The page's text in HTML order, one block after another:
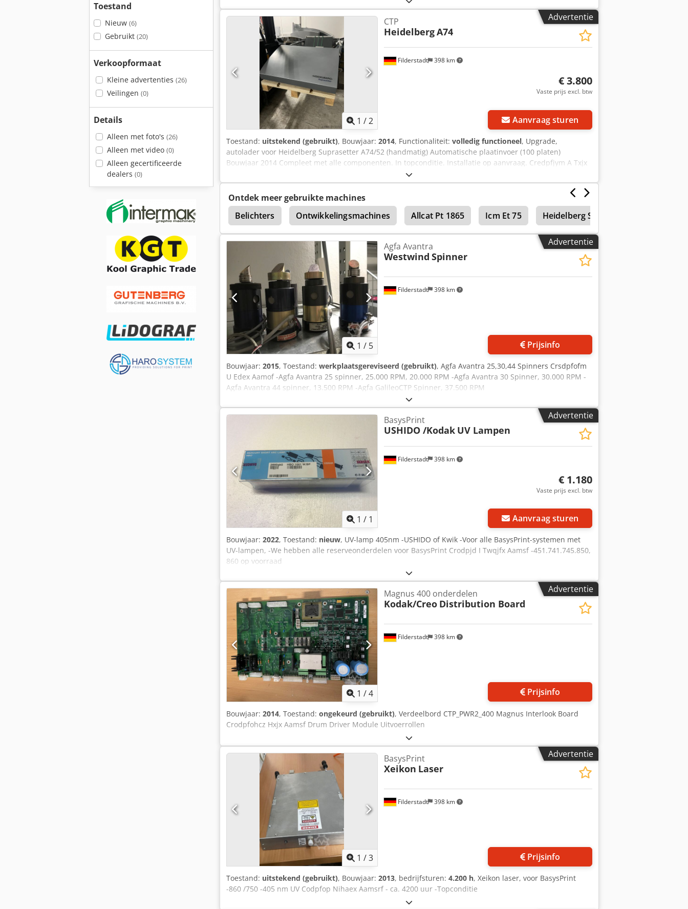
Toestand
Nieuw (6)
Gebruikt (20)
Verkoopformaat
Kleine advertenties (26)
Veilingen (0)
Details
Alleen met foto's (26)
Alleen met video (0)
Alleen gecertificeerde
dealers (0)
Advertentie
Vraag meer foto's aan
1 /2
Filderstadt 398 km
CTP
HeidelbergA74
€ 3.800
Vaste prijs excl. btw
Aanvraag sturen
Toestand: uitstekend (gebruikt), Bouwjaar: 2014, Functionaliteit: volledig functioneel, Upgrade,
autolader voor Heidelberg Suprasetter A74/52 (handmatig) Automatische plaatinvoer (100 platen)
Bouwjaar 2014 Compleet met alle componenten. In topconditie. Installatie op aanvraag. Credpfjym A Txjx
Ontdek meer gebruikte machines
Belichters
Ontwikkelingsmachines Allcat Pt 1865 Icm Et 75 Heidelberg Suprasetter A52
Advertentie
1 / 5
Filderstadt 398 km
Agfa Avantra
Westwind Spinner
Prijsinfo
Bouwjaar: 2015, Toestand: werkplaatsgereviseerd (gebruikt), Agfa Avantra 25,30,44 Spinners Crsdpfofm
U Edex Aamof -Agfa Avantra 25 spinner, 25.000 RPM, 20.000 RPM -Agfa Avantra 30 Spinner, 30.000 RPM -
Agfa Avantra 44 spinner, 13.500 RPM -Agfa GalileoCTP Spinner, 37.500 RPM
Advertentie
1 / 1
Filderstadt 398 km
BasysPrint
USHIDO /Kodak UV Lampen
€ 1.180
Vaste prijs excl. btw
Aanvraag sturen
Bouwjaar: 2022, Toestand: nieuw, UV-lamp 405nm -USHIDO of Kwik -Voor alle BasysPrint-systemen met
UV-lampen, -We hebben alle reserveonderdelen voor BasysPrint Crodpjd I Twqjfx Aamsf -451.741.745.850,
860 op voorraad
Advertentie
1 /4
Filderstadt 398 km
Magnus 400 onderdelen
Kodak/Creo Distribution Board
Prijsinfo
Bouwjaar: 2014, Toestand: ongekeurd (gebruikt), Verdeelbord CTP_PWR2_400 Magnus Interlook Board
Crodpfohcz Hxjx Aamsf Drum Driver Module Uitvoerrollen
Advertentie
1 /3
Filderstadt 398 km
BasysPrint
Xeikon Laser
Prijsinfo
Toestand: uitstekend (gebruikt), Bouwjaar: 2013, bedrijfsturen: 4.200 h, Xeikon laser, voor BasysPrint
-860 /750 -405 nm UV Codpfop Nihaex Aamsrf - ca. 4200 uur -Topconditie